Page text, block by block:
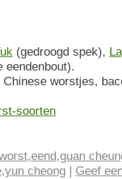
(gedroogd spek),
eendenbout).
worstjes,
soorten
,eend,guan
,yun cheong | Geef